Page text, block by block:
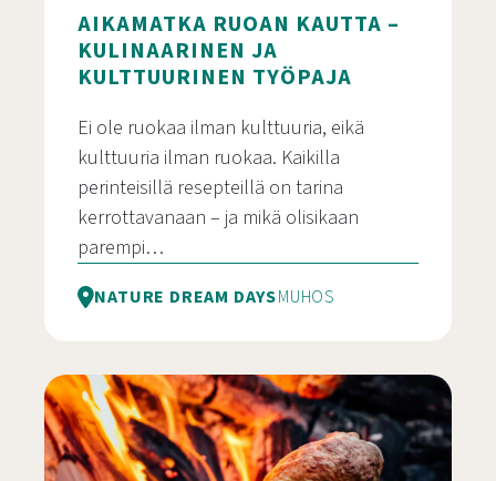
AIKAMATKA RUOAN KAUTTA –
KULINAARINEN JA
KULTTUURINEN TYÖPAJA
Ei ole ruokaa ilman kulttuuria, eikä
kulttuuria ilman ruokaa. Kaikilla
perinteisillä resepteillä on tarina
kerrottavanaan – ja mikä olisikaan
parempi…
NATURE DREAM DAYSMUHOS